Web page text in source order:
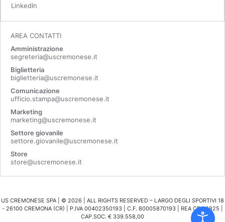
LinkedIn
AREA CONTATTI
Amministrazione
segreteria@uscremonese.it
Biglietteria
biglietteria@uscremonese.it
Comunicazione
ufficio.stampa@uscremonese.it
Marketing
marketing@uscremonese.it
Settore giovanile
settore.giovanile@uscremonese.it
Store
store@uscremonese.it
US CREMONESE SPA | © 2026 | ALL RIGHTS RESERVED – LARGO DEGLI SPORTIVI 18
- 26100 CREMONA (CR) | P.IVA 00402350193 | C.F. 80005870193 | REA CR 98825 |
CAP.SOC. € 339.558,00